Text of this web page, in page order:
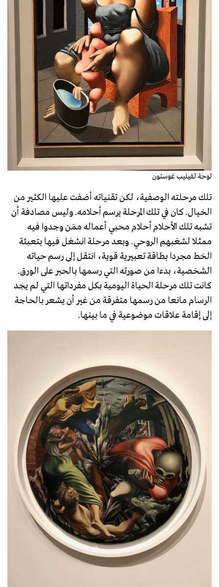
لوحة لفيليب غوستون
تلك مرحلته الوصفية، لكن تقنياته أضفت عليها الكثير من
الخيال. كان في تلك المرحلة يرسم أحلامه. وليس مصادفة أن
تشبه تلك الأحلام أحلام محبي أعماله ممَن وجدوا فيه
ممثلا لشغبهم الروحي. وبعد مرحلة انشغل فيها بتعبئة
الخط مجردا بطاقة تعبيرية قوية، انتقل إلى رسم حياته
الشخصية، بدءا من صورته التي رسمها بالحبر على الورق.
كانت تلك مرحلة الحياة اليومية بكل مفرداتها التي لم يجد
الرسام مانعا من رسمها متفرقة من غير أن يشعر بالحاجة
إلى إقامة علاقات موضوعية في ما بينها.